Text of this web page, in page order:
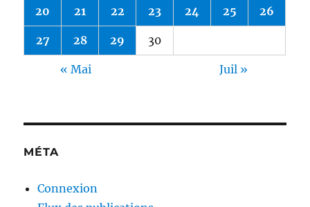
20 21 22 23 24 25 26
27 28 29 30
« Mai Juil »
MÉTA
Connexion